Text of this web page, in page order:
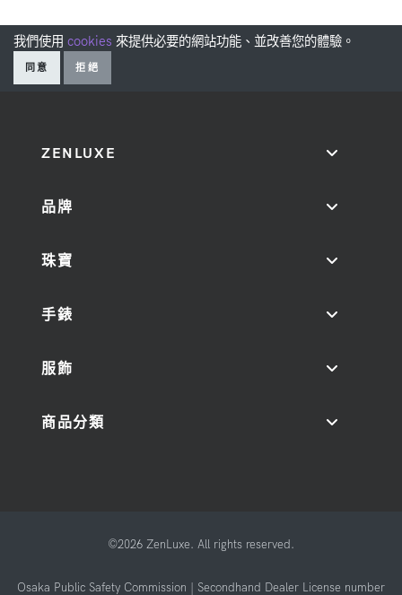
我們使用 cookies 來提供必要的網站功能、並改善您的體驗。
同意 拒絕
ZENLUXE
品牌
珠寶
手錶
服飾
商品分類
©2026 ZenLuxe. All rights reserved.
Osaka Public Safety Commission | Secondhand Dealer License number